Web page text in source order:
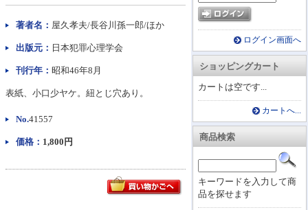
ログイン画面へ
ショッピングカート
カートは空です...
カートへ...
商品検索
キーワードを入力して商
品を探せます
著者名： 屋久孝夫/長谷川孫一郎/ほか
出版元： 日本犯罪心理学会
刊行年： 昭和46年8月
表紙、小口少ヤケ。紐とじ穴あり。
No.41557
価格： 1,800円